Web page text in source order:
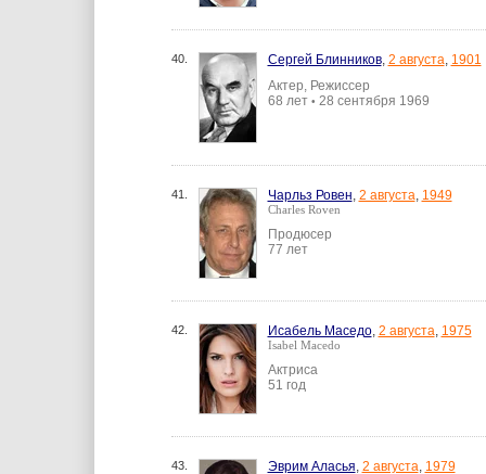
40. Сергей Блинников, 2 августа, 1901
Актер, Режиссер
68 лет • 28 сентября 1969
41. Чарльз Ровен, 2 августа, 1949
Charles Roven
Продюсер
77 лет
42. Исабель Маседо, 2 августа, 1975
Isabel Macedo
Актриса
51 год
43. Эврим Аласья, 2 августа, 1979